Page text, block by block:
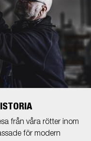
från våra rötter inom
för modern